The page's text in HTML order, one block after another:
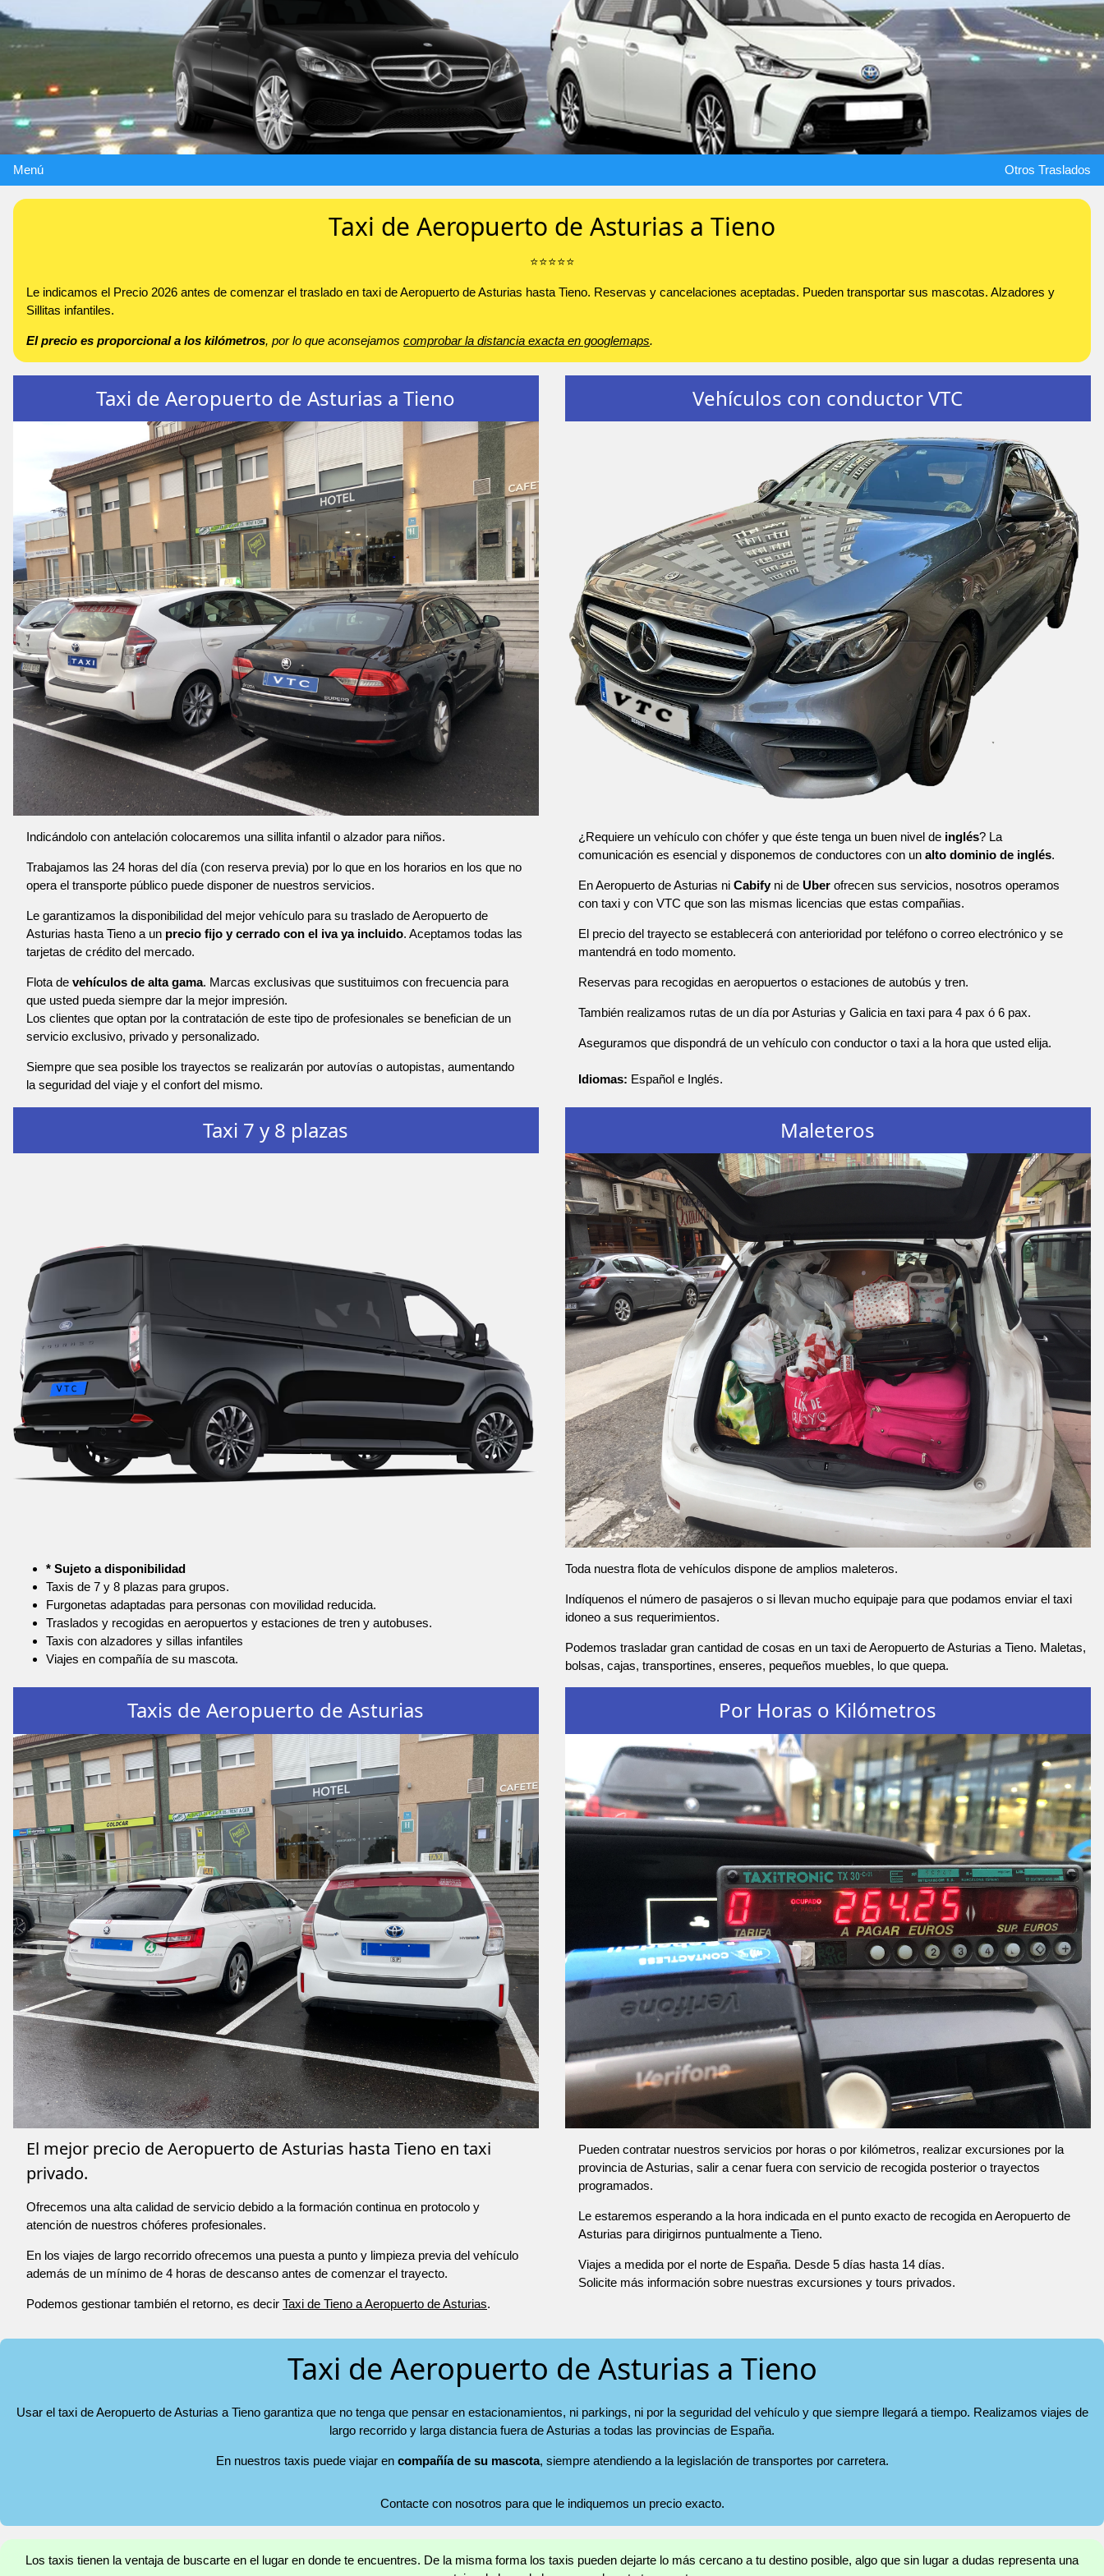
Menú Otros Traslados
Taxi de Aeropuerto de Asturias a Tieno
⭐️⭐️⭐️⭐️⭐️
Le indicamos el Precio 2026 antes de comenzar el traslado en taxi de Aeropuerto de Asturias hasta Tieno. Reservas y cancelaciones aceptadas. Pueden transportar sus mascotas. Alzadores y
Sillitas infantiles.
El precio es proporcional a los kilómetros, por lo que aconsejamos comprobar la distancia exacta en googlemaps.
Taxi de Aeropuerto de Asturias a Tieno
Indicándolo con antelación colocaremos una sillita infantil o alzador para niños.
Trabajamos las 24 horas del día (con reserva previa) por lo que en los horarios en los que no
opera el transporte público puede disponer de nuestros servicios.
Le garantizamos la disponibilidad del mejor vehículo para su traslado de Aeropuerto de
Asturias hasta Tieno a un precio fijo y cerrado con el iva ya incluido. Aceptamos todas las
tarjetas de crédito del mercado.
Flota de vehículos de alta gama. Marcas exclusivas que sustituimos con frecuencia para
que usted pueda siempre dar la mejor impresión.
Los clientes que optan por la contratación de este tipo de profesionales se benefician de un
servicio exclusivo, privado y personalizado.
Siempre que sea posible los trayectos se realizarán por autovías o autopistas, aumentando
la seguridad del viaje y el confort del mismo.
Vehículos con conductor VTC
¿Requiere un vehículo con chófer y que éste tenga un buen nivel de inglés? La
comunicación es esencial y disponemos de conductores con un alto dominio de inglés.
En Aeropuerto de Asturias ni Cabifyni de Uberofrecen sus servicios, nosotros operamos
con taxi y con VTC que son las mismas licencias que estas compañias.
El precio del trayecto se establecerá con anterioridad por teléfono o correo electrónico y se
mantendrá en todo momento.
Reservas para recogidas en aeropuertos o estaciones de autobús y tren.
También realizamos rutas de un día por Asturias y Galicia en taxi para 4 pax ó 6 pax.
Aseguramos que dispondrá de un vehículo con conductor o taxi a la hora que usted elija.
Idiomas: Español e Inglés.
Taxi 7 y 8 plazas
* Sujeto a disponibilidad
Taxis de 7 y 8 plazas para grupos.
Furgonetas adaptadas para personas con movilidad reducida.
Traslados y recogidas en aeropuertos y estaciones de tren y autobuses.
Taxis con alzadores y sillas infantiles
Viajes en compañía de su mascota.
Maleteros
Toda nuestra flota de vehículos dispone de amplios maleteros.
Indíquenos el número de pasajeros o si llevan mucho equipaje para que podamos enviar el taxi
idoneo a sus requerimientos.
Podemos trasladar gran cantidad de cosas en un taxi de Aeropuerto de Asturias a Tieno. Maletas,
bolsas, cajas, transportines, enseres, pequeños muebles, lo que quepa.
Taxis de Aeropuerto de Asturias
El mejor precio de Aeropuerto de Asturias hasta Tieno en taxi
privado.
Ofrecemos una alta calidad de servicio debido a la formación continua en protocolo y
atención de nuestros chóferes profesionales.
En los viajes de largo recorrido ofrecemos una puesta a punto y limpieza previa del vehículo
además de un mínimo de 4 horas de descanso antes de comenzar el trayecto.
Podemos gestionar también el retorno, es decir Taxi de Tieno a Aeropuerto de Asturias.
Por Horas o Kilómetros
Pueden contratar nuestros servicios por horas o por kilómetros, realizar excursiones por la
provincia de Asturias, salir a cenar fuera con servicio de recogida posterior o trayectos
programados.
Le estaremos esperando a la hora indicada en el punto exacto de recogida en Aeropuerto de
Asturias para dirigirnos puntualmente a Tieno.
Viajes a medida por el norte de España. Desde 5 días hasta 14 días.
Solicite más información sobre nuestras excursiones y tours privados.
Taxi de Aeropuerto de Asturias a Tieno
Usar el taxi de Aeropuerto de Asturias a Tieno garantiza que no tenga que pensar en estacionamientos, ni parkings, ni por la seguridad del vehículo y que siempre llegará a tiempo. Realizamos viajes de
largo recorrido y larga distancia fuera de Asturias a todas las provincias de España.
En nuestros taxis puede viajar en compañía de su mascota, siempre atendiendo a la legislación de transportes por carretera.
Contacte con nosotros para que le indiquemos un precio exacto.
Los taxis tienen la ventaja de buscarte en el lugar en donde te encuentres. De la misma forma los taxis pueden dejarte lo más cercano a tu destino posible, algo que sin lugar a dudas representa una